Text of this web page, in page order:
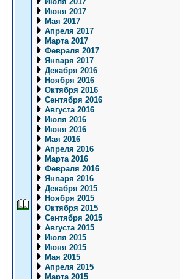
Июня 2017
Мая 2017
Апреля 2017
Марта 2017
Февраля 2017
Января 2017
Декабря 2016
Ноября 2016
Октября 2016
Сентября 2016
Августа 2016
Июля 2016
Июня 2016
Мая 2016
Апреля 2016
Марта 2016
Февраля 2016
Января 2016
Декабря 2015
Ноября 2015
Октября 2015
Сентября 2015
Августа 2015
Июля 2015
Июня 2015
Мая 2015
Апреля 2015
Марта 2015